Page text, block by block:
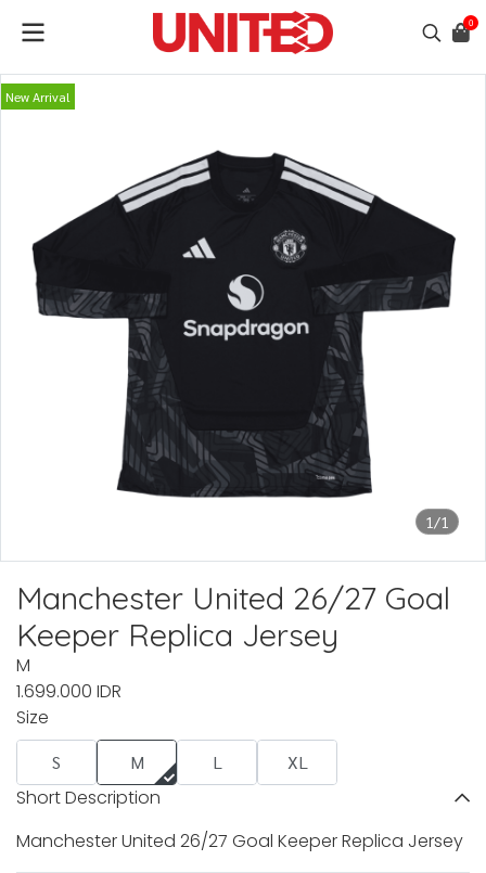
0
1/1
New Arrival
Manchester United 26/27 Goal
Keeper Replica Jersey
M
1.699.000 IDR
Size
S M L XL
Short Description
Manchester United 26/27 Goal Keeper Replica Jersey